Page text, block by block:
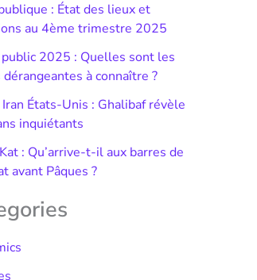
: État des lieux et
au 4ème trimestre 2025
2025 : Quelles sont les
à connaître ?
États-Unis : Ghalibaf révèle
inquiétants
: Qu’arrive-t-il aux barres de
avant Pâques ?